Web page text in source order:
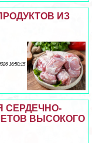
ИЗ
16:50:15
СЕРДЕЧНО-
ВЫСОКОГО